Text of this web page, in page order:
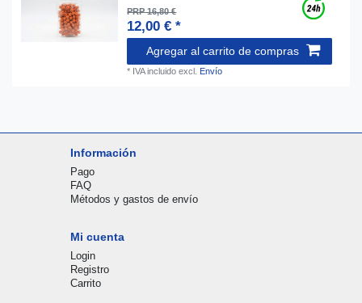
PRP 16,80 €
12,00 € *
Agregar al carrito de compras
* IVA incluido excl. Envío
Información
Pago
FAQ
Métodos y gastos de envío
Mi cuenta
Login
Registro
Carrito